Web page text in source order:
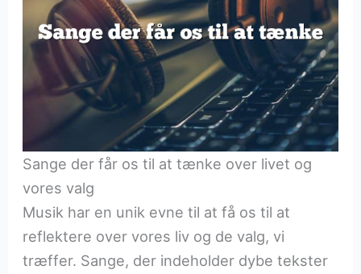
Sange der får os til at tænke over livet og
vores valg
Musik har en unik evne til at få os til at
reflektere over vores liv og de valg, vi
træffer. Sange, der indeholder dybe tekster